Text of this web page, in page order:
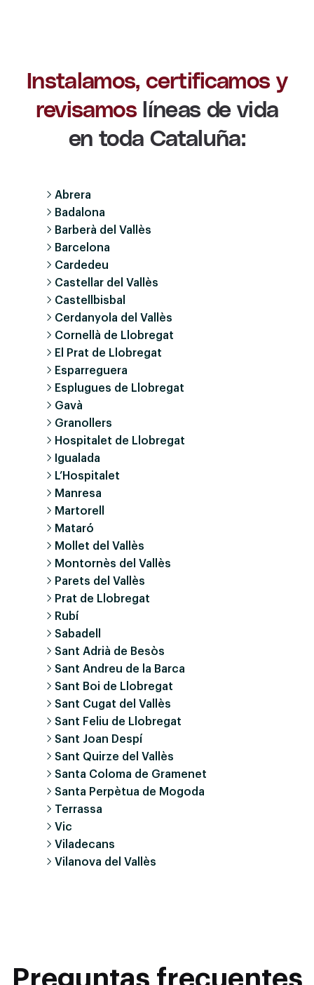
Instalamos, certificamos y
revisamoslíneas de vida
en toda Cataluña:
Abrera
Badalona
Barberà del Vallès
Barcelona
Cardedeu
Castellar del Vallès
Castellbisbal
Cerdanyola del Vallès
Cornellà de Llobregat
El Prat de Llobregat
Esparreguera
Esplugues de Llobregat
Gavà
Granollers
Hospitalet de Llobregat
Igualada
L’Hospitalet
Manresa
Martorell
Mataró
Mollet del Vallès
Montornès del Vallès
Parets del Vallès
Prat de Llobregat
Rubí
Sabadell
Sant Adrià de Besòs
Sant Andreu de la Barca
Sant Boi de Llobregat
Sant Cugat del Vallès
Sant Feliu de Llobregat
Sant Joan Despí
Sant Quirze del Vallès
Santa Coloma de Gramenet
Santa Perpètua de Mogoda
Terrassa
Vic
Viladecans
Vilanova del Vallès
Preguntas frecuentes